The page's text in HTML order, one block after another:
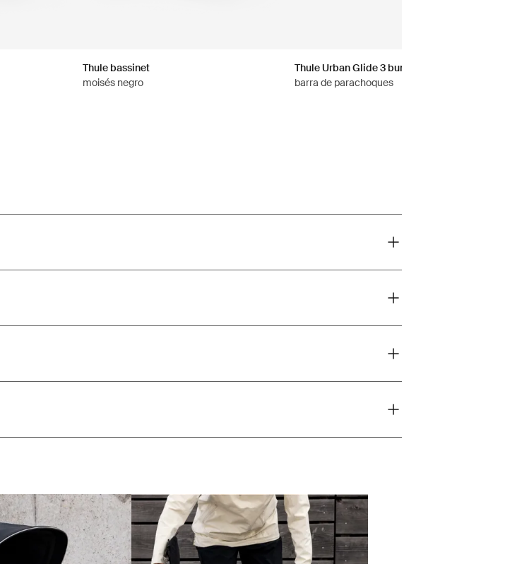
Thule bassinet
moisés negro
Thule Urban Glide 3 bumper bar
barra de parachoques